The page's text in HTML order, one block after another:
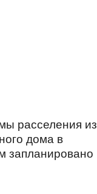
расселения из
дома в
запланировано